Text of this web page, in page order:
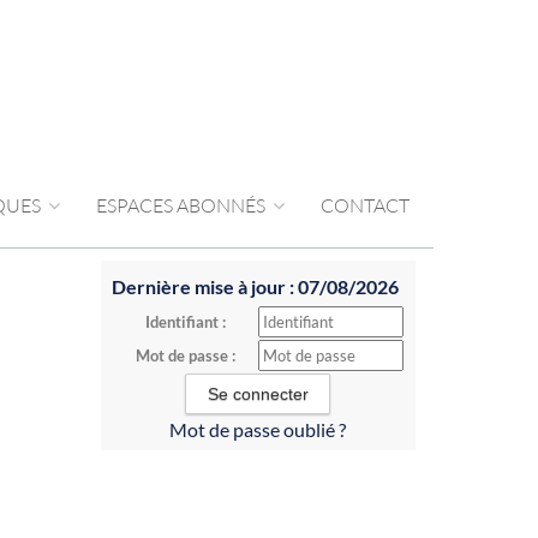
ESPACES ABONNÉS CONTACT
Dernière mise à jour : 07/08/2026
Identifiant :
Mot de passe :
Mot de passe oublié ?